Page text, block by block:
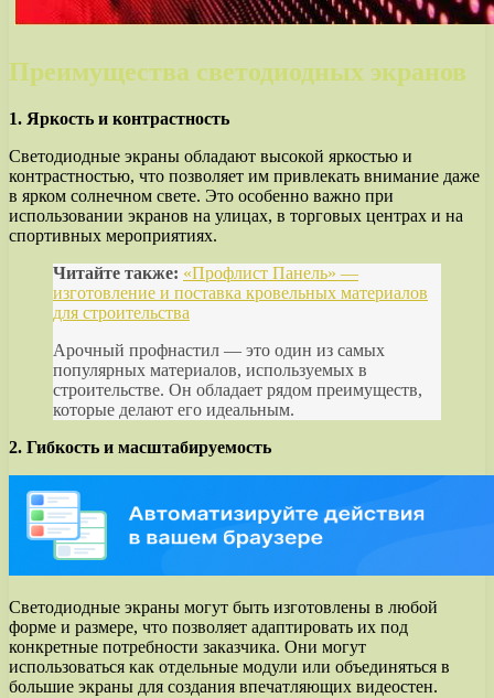
Преимущества светодиодных экранов
1. Яркость и контрастность
Светодиодные экраны обладают высокой яркостью и
контрастностью, что позволяет им привлекать внимание даже
в ярком солнечном свете. Это особенно важно при
использовании экранов на улицах, в торговых центрах и на
спортивных мероприятиях.
Читайте также: «Профлист Панель» —
изготовление и поставка кровельных материалов
для строительства
Арочный профнастил — это один из самых
популярных материалов, используемых в
строительстве. Он обладает рядом преимуществ,
которые делают его идеальным.
2. Гибкость и масштабируемость
Светодиодные экраны могут быть изготовлены в любой
форме и размере, что позволяет адаптировать их под
конкретные потребности заказчика. Они могут
использоваться как отдельные модули или объединяться в
большие экраны для создания впечатляющих видеостен.